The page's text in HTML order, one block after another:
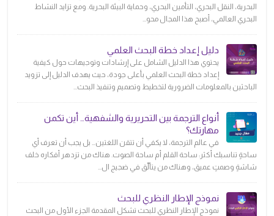
البحرية، النقل البحري، التأمين البحري، وحماية البيئة البحرية. ومع تزايد النشاط
البحري العالمي، أصبح هذا المجال محو...
دليل إعداد خطة البحث العلمي
يحتوي هذا الدليل الشامل على إرشادات وتوجيهات حول كيفية
إعداد خطة البحث العلمي بأعلى جودة، حيث يهدف الدليل إلى تزويد
الباحثين بالمعلومات الضرورية لتخطيط وتصميم وتنفيذ البحث...
أنواع الترجمة بين التحريرية والشفهية… أين تكمن
مهارتك؟
في عالم الترجمة، لا يكفي أن تتقن اللغتين… بل يجب أن تعرف أي
ساحةٍ تناسبك أكثر: ساحة القلم أم ساحة الصوت. هناك من تزدهر أفكاره خلف
شاشةٍ وصمتٍ عميق، وهناك من يتألّق في ضجيج ال...
نموذج الإطار النظري للبحث
نموذج الإطار النظري للبحث تشكل المقدمة الجزء الأول من البحث